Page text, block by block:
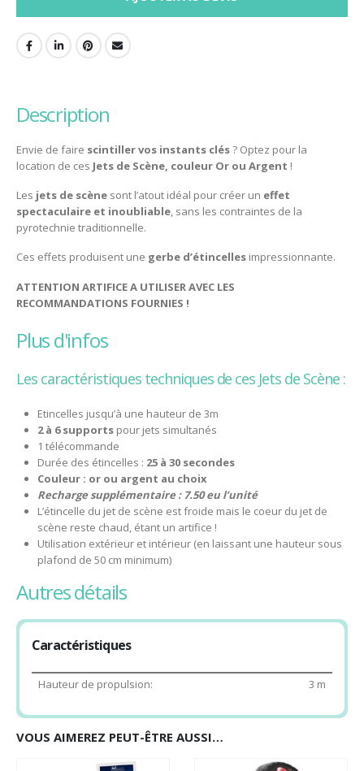
description
Envie de faire scintiller vos instants clés? Optez pour la
location de ces Jets de Scène, couleur Or ou Argent !
Les jets de scène sont l’atout idéal pour créer un effet
spectaculaire et inoubliable, sans les contraintes de la
pyrotechnie traditionnelle.
Ces effets produisent une gerbe d’étincelles impressionnante.
ATTENTION ARTIFICE A UTILISER AVEC LES
RECOMMANDATIONS FOURNIES !
plus d'infos
Les caractéristiques techniques de ces Jets de Scène :
Etincelles jusqu’à une hauteur de 3m
2 à 6 supports pour jets simultanés
1 télécommande
Durée des étincelles : 25 à 30 secondes
Couleur : or ou argent au choix
Recharge supplémentaire : 7.50 eu l’unité
L’étincelle du jet de scène est froide mais le coeur du jet de
scène reste chaud, étant un artifice !
Utilisation extérieur et intérieur (en laissant une hauteur sous
plafond de 50 cm minimum)
Comment utiliser les Jets de Scène ?
1) Branchez les 2 câbles de la cartouche sur la station (pas de sens
de polarité).
2) Insérez la cartouche dans la station. Respectez le sens (voir
flèche vers le haut).
3) Reculez de 3 m, puis appuyez sur le bouton de la télécommande.
L’artifice démarre.
4) Attendez 10 minutes avant de récupérer l’artifice. Jetez l’artifice.
autres détails
Caractéristiques
Hauteur de propulsion: 3 m
VOUS AIMEREZ PEUT-ÊTRE AUSSI…